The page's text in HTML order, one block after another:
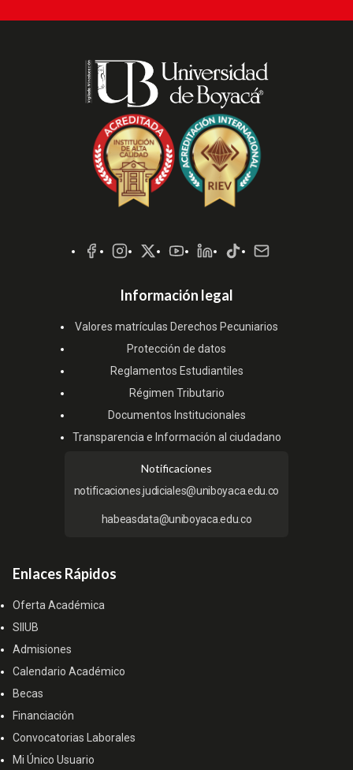
Sociales
Información legal
Valores matrículas Derechos Pecuniarios
Protección de datos
Reglamentos Estudiantiles
Régimen Tributario
Documentos Institucionales
Transparencia e Información al ciudadano
Notificaciones
notificaciones.judiciales@uniboyaca.edu.co
habeasdata@uniboyaca.edu.co
Enlaces Rápidos
Oferta Académica
SIIUB
Admisiones
Calendario Académico
Becas
Financiación
Convocatorias Laborales
Mi Único Usuario